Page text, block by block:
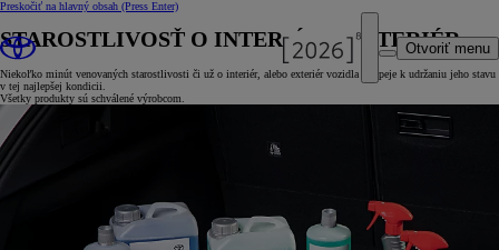
Preskočiť na hlavný obsah (Press Enter)
Otvoriť menu
STAROSTLIVOSŤ O INTERIÉR A EXTERIÉR
Niekoľko minút venovaných starostlivosti či už o interiér, alebo exteriér vozidla prispeje k udržaniu jeho stavu
v tej najlepšej kondicii.
Všetky produkty sú schválené výrobcom.